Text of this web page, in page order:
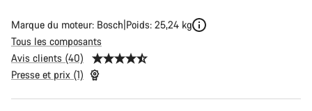
Marque du moteur: Bosch Poids: 25,24 kg
Tous les composants
Avis clients (40)
Presse et prix (1)